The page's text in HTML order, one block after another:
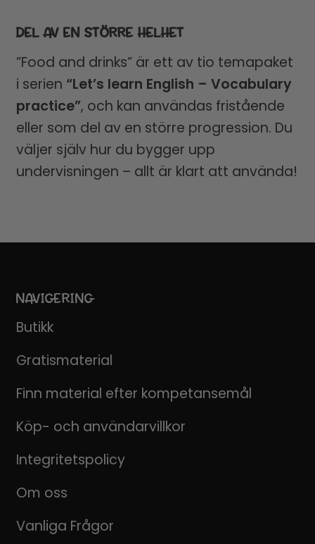
DEL AV EN STÖRRE HELHET
”Food and drinks” är ett av tio temapaket
i serien “Let’s learn English – Vocabulary
practice”, och kan användas fristående
eller som del av en större progression. Du
väljer själv hur du bygger upp
undervisningen – allt är klart att använda!
NAVIGERING
Butikk
Gratismaterial
Finn material efter kompetansemål
Köp- och användarvillkor
Integritetspolicy
Om oss
Vanliga Frågor